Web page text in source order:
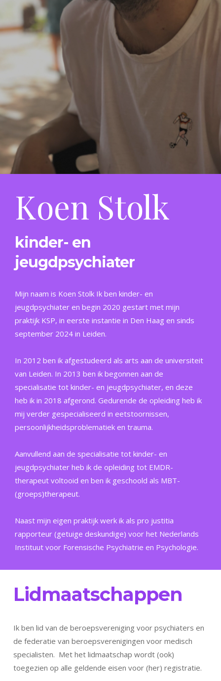
Koen Stolk
kinder- en
jeugdpsychiater
Mijn naam is Koen Stolk Ik ben kinder- en
jeugdpsychiater en begin 2020 gestart met mijn
praktijk KSP, in eerste instantie in Den Haag en sinds
september 2024 in Leiden.
In 2012 ben ik afgestudeerd als arts aan de universiteit
van Leiden. In 2013 ben ik begonnen aan de
specialisatie tot kinder- en jeugdpsychiater, en deze
heb ik in 2018 afgerond. Gedurende de opleiding heb ik
mij verder gespecialiseerd in eetstoornissen,
persoonlijkheidsproblematiek en trauma.
Aanvullend aan de specialisatie tot kinder- en
jeugdpsychiater heb ik de opleiding tot EMDR-
therapeut voltooid en ben ik geschoold als MBT-
(groeps)therapeut.
Naast mijn eigen praktijk werk ik als pro justitia
rapporteur (getuige deskundige) voor het Nederlands
Instituut voor Forensische Psychiatrie en Psychologie.
Lidmaatschappen
Ik ben lid van de beroepsvereniging voor psychiaters en
de federatie van beroepsverenigingen voor medisch
specialisten. Met het lidmaatschap wordt (ook)
toegezien op alle geldende eisen voor (her) registratie.